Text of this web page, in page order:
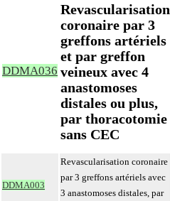
DDMA036
Revascularisation
coronaire par 3
greffons artériels
et par greffon
veineux avec 4
anastomoses
distales ou plus,
par thoracotomie
sans CEC
DDMA003
Revascularisation coronaire
par 3 greffons artériels avec
3 anastomoses distales, par